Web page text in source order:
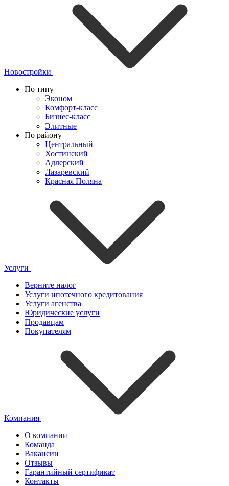
Новостройки
По типу
Эконом
Комфорт-класс
Бизнес-класс
Элитные
По району
Центральный
Хостинский
Адлерский
Лазаревский
Красная Поляна
Услуги
Верните налог
Услуги ипотечного кредитования
Услуги агенства
Юридические услуги
Продавцам
Покупателям
Компания
О компании
Команда
Вакансии
Отзывы
Гарантийный сертификат
Контакты